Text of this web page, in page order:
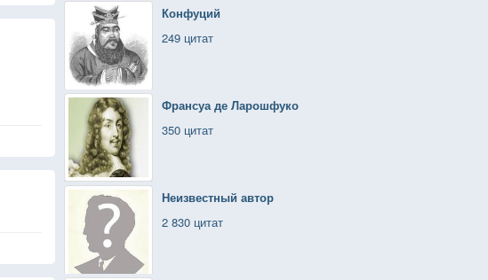
Конфуций
249 цитат
Франсуа де Ларошфуко
350 цитат
Неизвестный автор
2 830 цитат